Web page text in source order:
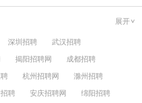
展开
深圳招聘
武汉招聘
揭阳招聘网
成都招聘
杭州招聘网
滁州招聘
聘 安庆招聘网
绵阳招聘